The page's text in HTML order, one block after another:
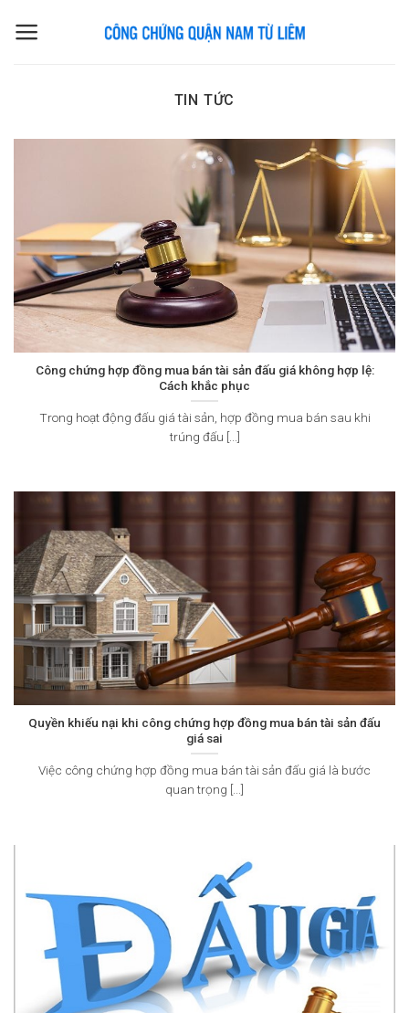
TIN TỨC
Công chứng hợp đồng mua bán tài sản đấu giá không hợp lệ:
Cách khắc phục
Trong hoạt động đấu giá tài sản, hợp đồng mua bán sau khi
trúng đấu [...]
Quyền khiếu nại khi công chứng hợp đồng mua bán tài sản đấu
giá sai
Việc công chứng hợp đồng mua bán tài sản đấu giá là bước
quan trọng [...]